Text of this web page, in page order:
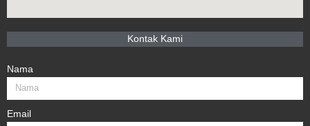
Kontak Kami
Nama
Email